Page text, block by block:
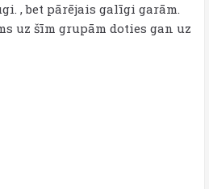
, bet pārējais galīgi garām.
uz šīm grupām doties gan uz